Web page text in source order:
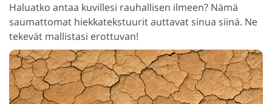
Haluatko antaa kuvillesi rauhallisen ilmeen? Nämä
saumattomat hiekkatekstuurit auttavat sinua siinä. Ne
tekevät mallistasi erottuvan!